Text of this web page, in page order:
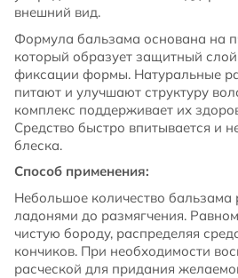
внешний вид.
Формула бальзама основана на
который образует защитный слой
фиксации формы. Натуральные
питают и улучшают структуру
комплекс поддерживает их
Средство быстро впитывается и
блеска.
Способ применения:
Небольшое количество бальзама
ладонями до размягчения.
чистую бороду, распределяя
кончиков. При необходимости
расческой для придания